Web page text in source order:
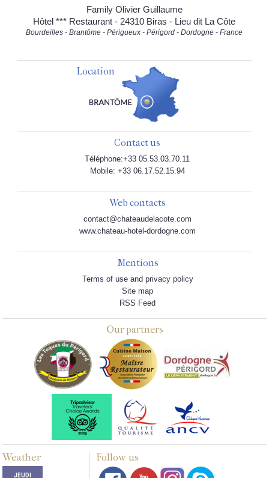
Family Olivier Guillaume
Hôtel *** Restaurant - 24310 Biras - Lieu dit La Côte
Bourdeilles - Brantôme - Périgueux - Périgord - Dordogne - France
Location
Contact us
Téléphone:+33 05.53.03.70.11
Mobile: +33 06.17.52.15.94
Web contacts
contact@chateaudelacote.com
www.chateau-hotel-dordogne.com
Mentions
Terms of use and privacy policy
Site map
RSS Feed
Our partners
Weather Follow us